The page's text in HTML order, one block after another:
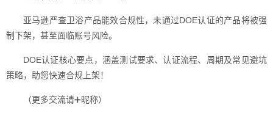
亚马逊严查卫浴产品能效合规性，未通过DOE认证的产品将被强
制下架，甚至面临账号风险。
DOE认证核心要点，涵盖测试要求、认证流程、周期及常见避坑
策略，助您快速合规上架！
（更多交流请➕昵称）